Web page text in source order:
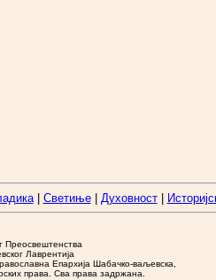
| Светиње| Духовност|
Преосвештенства
Лаврентија
Епархија Шабачко-ваљевска,
права. Сва права задржана.